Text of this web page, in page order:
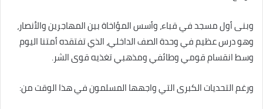
وبنى أول مسجد في قباء، وأسس المؤاخاة بين المهاجرين والأنصار،
وهو درس عظيم في وحدة الصف الداخلي، الذي تفتقده أمتنا اليوم
وسط انقسام قومي وطائفي ومذهبي تغذيه قوى الشر.
ورغم التحديات الكبرى التي واجهها المسلمون في هذا الوقت من: